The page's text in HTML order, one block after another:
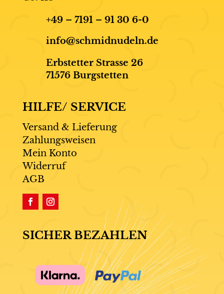
+49 – 7191 – 91 30 6-0
info@schmidnudeln.de
Erbstetter Strasse 26
71576 Burgstetten
HILFE/ SERVICE
Versand & Lieferung
Zahlungsweisen
Mein Konto
Widerruf
AGB
SICHER BEZAHLEN